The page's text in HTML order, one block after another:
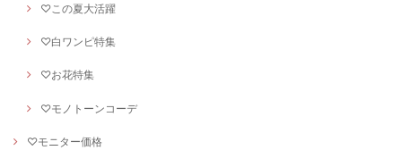
♡この夏大活躍
♡白ワンピ特集
♡お花特集
♡モノトーンコーデ
♡モニター価格